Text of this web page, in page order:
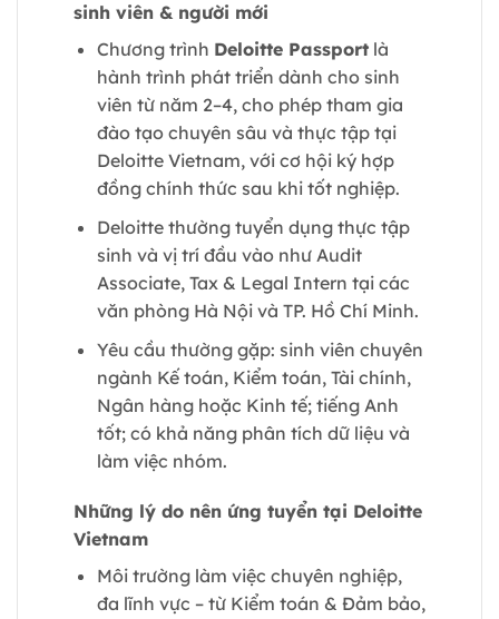
sinh viên & người mới
Chương trình Deloitte Passportlà
hành trình phát triển dành cho sinh
viên từ năm 2–4, cho phép tham gia
đào tạo chuyên sâu và thực tập tại
Deloitte Vietnam, với cơ hội ký hợp
đồng chính thức sau khi tốt nghiệp.
Deloitte thường tuyển dụng thực tập
sinh và vị trí đầu vào như Audit
Associate, Tax & Legal Intern tại các
văn phòng Hà Nội và TP. Hồ Chí Minh.
Yêu cầu thường gặp: sinh viên chuyên
ngành Kế toán, Kiểm toán, Tài chính,
Ngân hàng hoặc Kinh tế; tiếng Anh
tốt; có khả năng phân tích dữ liệu và
làm việc nhóm.
Những lý do nên ứng tuyển tại Deloitte
Vietnam
Môi trường làm việc chuyên nghiệp,
đa lĩnh vực – từ Kiểm toán & Đảm bảo,